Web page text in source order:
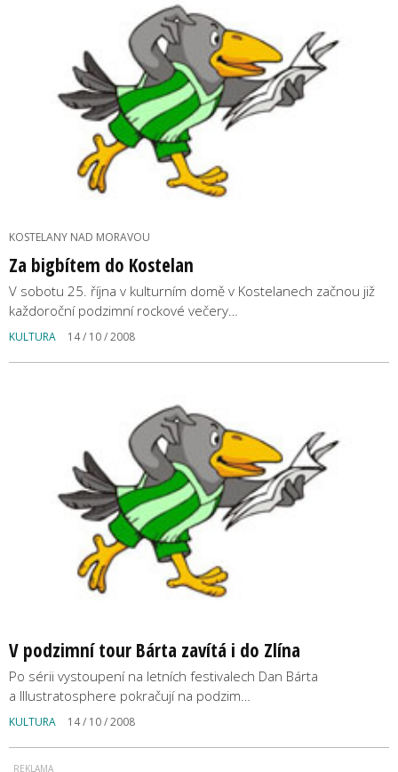
KOSTELANY NAD MORAVOU
Za bigbítem do Kostelan
V sobotu 25. října v kulturním domě v Kostelanech začnou již
každoroční podzimní rockové večery…
KULTURA 14 / 10 / 2008
V podzimní tour Bárta zavítá i do Zlína
Po sérii vystoupení na letních festivalech Dan Bárta
a Illustratosphere pokračují na podzim…
KULTURA 14 / 10 / 2008